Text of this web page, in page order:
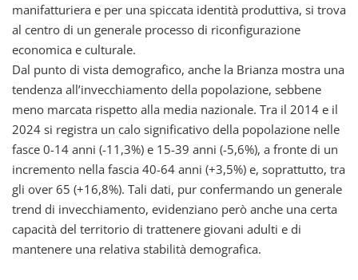
manifatturiera e per una spiccata identità produttiva, si trova
al centro di un generale processo di riconfigurazione
economica e culturale.
Dal punto di vista demografico, anche la Brianza mostra una
tendenza all’invecchiamento della popolazione, sebbene
meno marcata rispetto alla media nazionale. Tra il 2014 e il
2024 si registra un calo significativo della popolazione nelle
fasce 0-14 anni (-11,3%) e 15-39 anni (-5,6%), a fronte di un
incremento nella fascia 40-64 anni (+3,5%) e, soprattutto, tra
gli over 65 (+16,8%). Tali dati, pur confermando un generale
trend di invecchiamento, evidenziano però anche una certa
capacità del territorio di trattenere giovani adulti e di
mantenere una relativa stabilità demografica.